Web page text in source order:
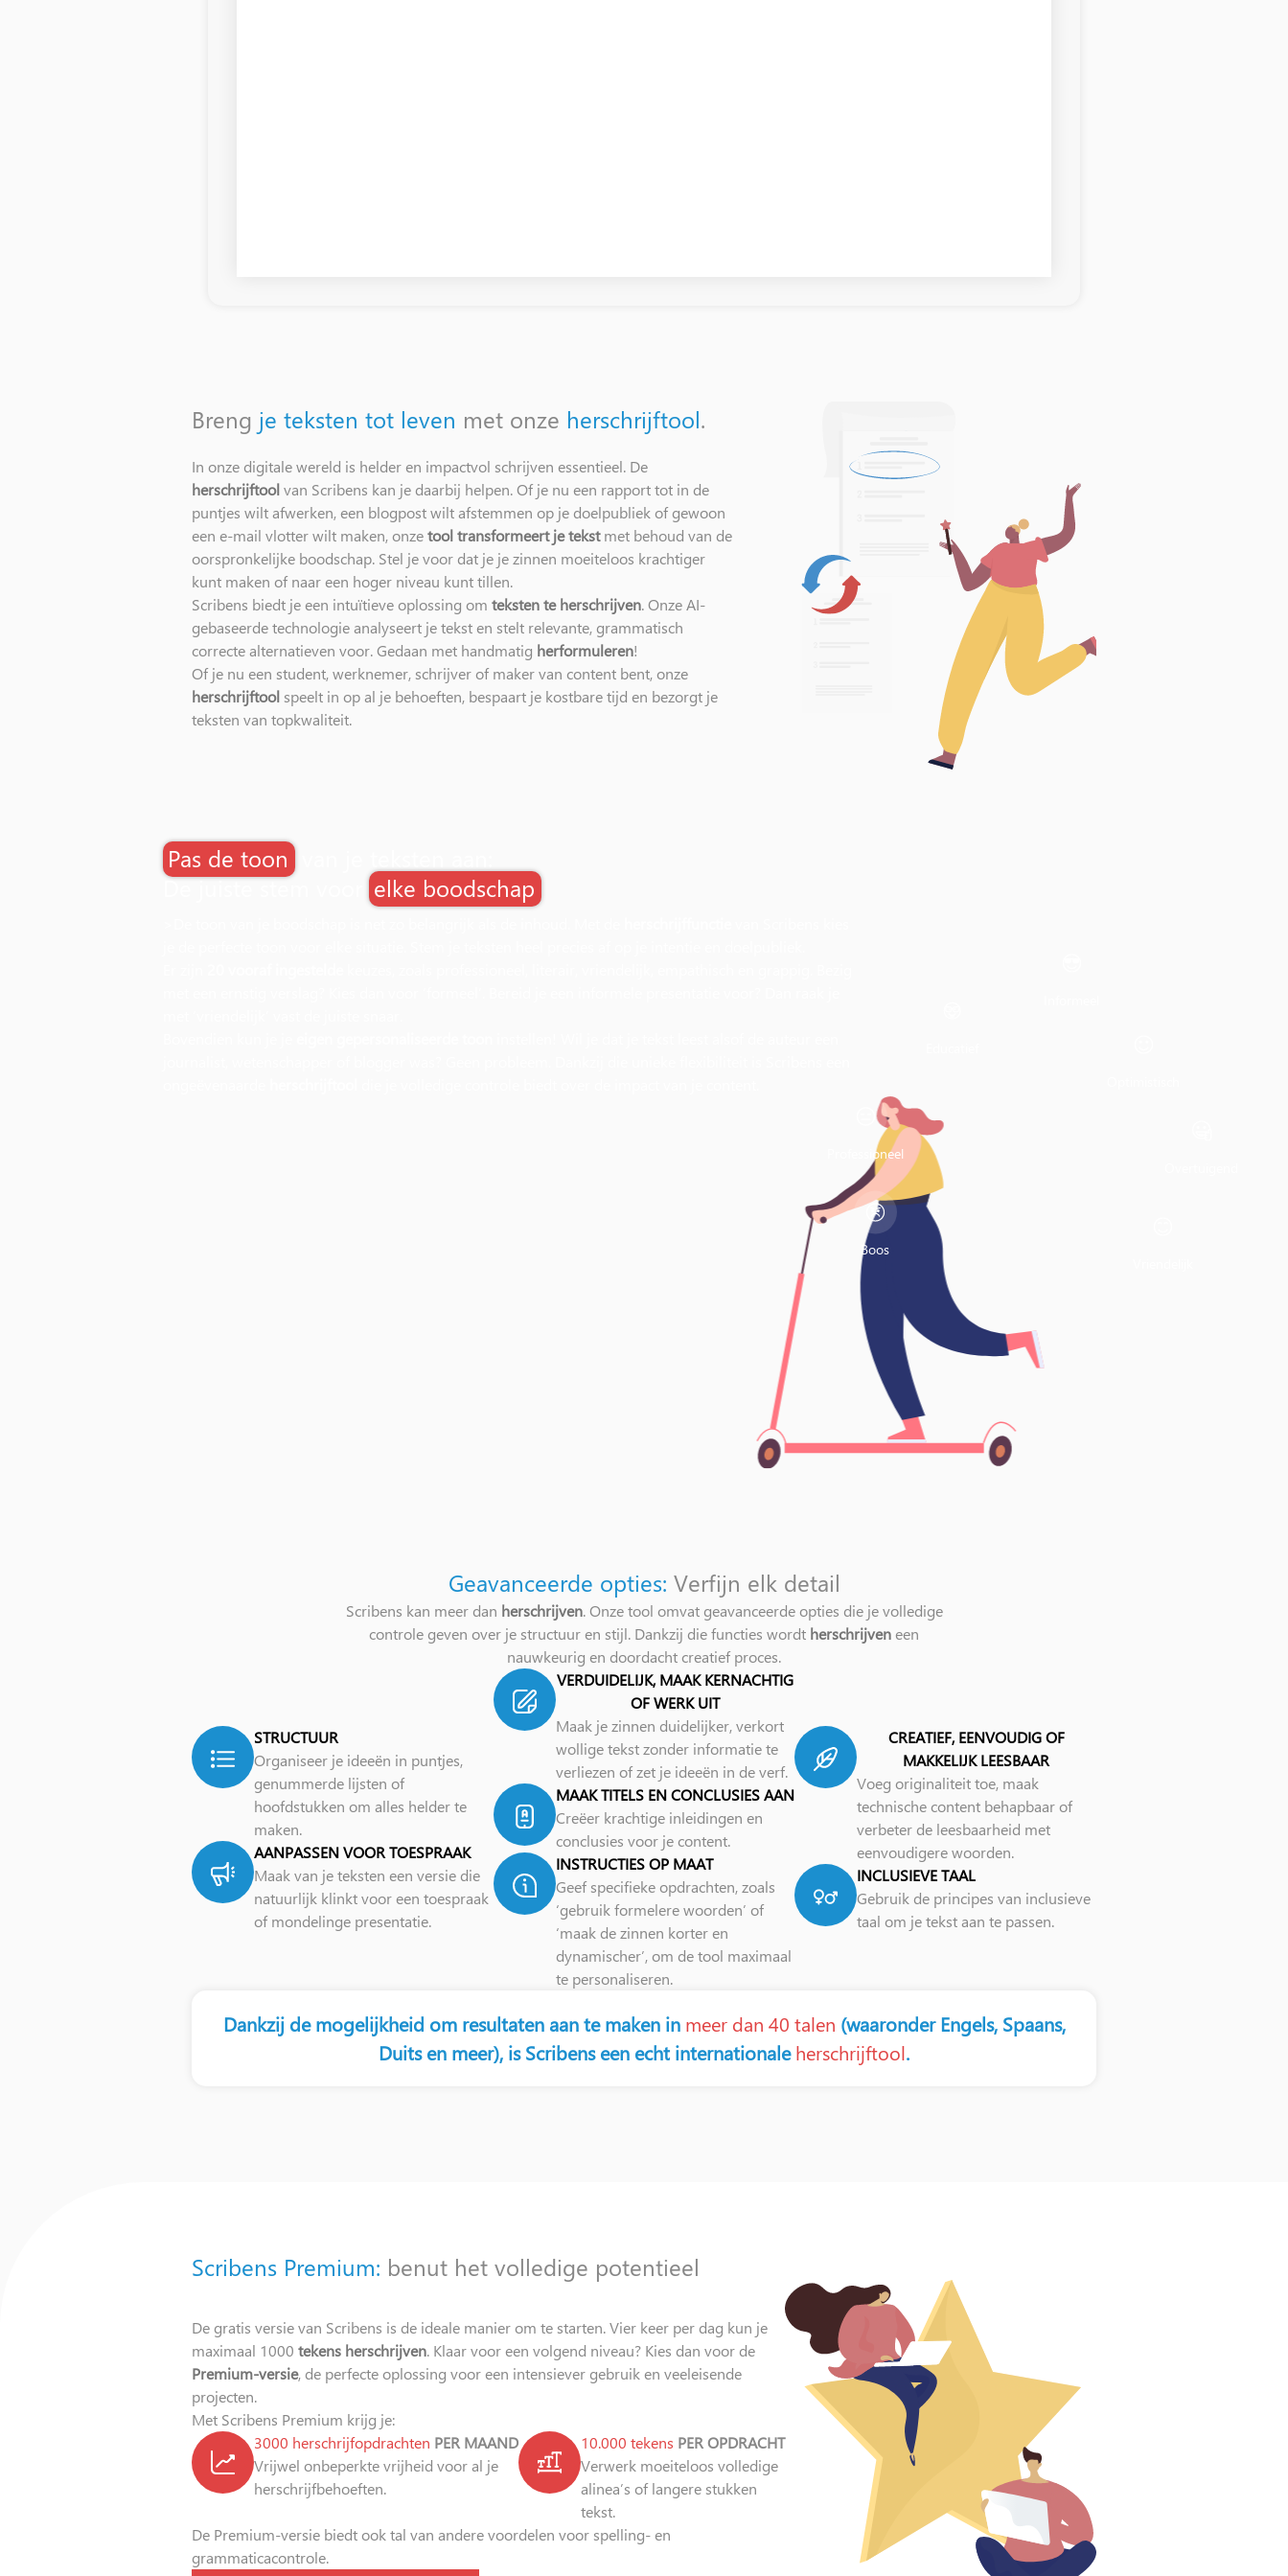
Breng je teksten tot leven met onze herschrijftool.
In onze digitale wereld is helder en impactvol schrijven essentieel. De
herschrijftoolvan Scribens kan je daarbij helpen. Of je nu een rapport tot in de
puntjes wilt afwerken, een blogpost wilt afstemmen op je doelpubliek of gewoon
een e-mail vlotter wilt maken, onzetool transformeert je tekstmet behoud van de
oorspronkelijke boodschap. Stel je voor dat je je zinnen moeiteloos krachtiger
kunt maken of naar een hoger niveau kunt tillen.
Scribens biedt je een intuïtieve oplossing om teksten te herschrijven. Onze AI-
gebaseerde technologie analyseert je tekst en stelt relevante, grammatisch
correcte alternatieven voor. Gedaan met handmatig herformuleren!
Of je nu een student, werknemer, schrijver of maker van content bent, onze
herschrijftool speelt in op al je behoeften, bespaart je kostbare tijd en bezorgt je
teksten van topkwaliteit.
Boos
Professioneel
Pas de toon
De juiste stem voor
elke boodschap
Geavanceerde opties: Verfijn elk detail
Scribens kan meer dan herschrijven. Onze tool omvat geavanceerde opties die je volledige
controle geven over je structuur en stijl. Dankzij die functies wordt herschrijveneen
nauwkeurig en doordacht creatief proces.
STRUCTUUR
Organiseer je ideeën in puntjes,
genummerde lijsten of
hoofdstukken om alles helder te
maken.
AANPASSEN VOOR TOESPRAAK
Maak van je teksten een versie die
natuurlijk klinkt voor een toespraak
of mondelinge presentatie.
VERDUIDELIJK, MAAK KERNACHTIG
OF WERK UIT
Maak je zinnen duidelijker, verkort
wollige tekst zonder informatie te
verliezen of zet je ideeën in de verf.
MAAK TITELS EN CONCLUSIES AAN
Creëer krachtige inleidingen en
conclusies voor je content.
INSTRUCTIES OP MAAT
Geef specifieke opdrachten, zoals
‘gebruik formelere woorden’ of
‘maak de zinnen korter en
dynamischer’, om de tool maximaal
te personaliseren.
CREATIEF, EENVOUDIG OF
MAKKELIJK LEESBAAR
Voeg originaliteit toe, maak
technische content behapbaar of
verbeter de leesbaarheid met
eenvoudigere woorden.
INCLUSIEVE TAAL
Gebruik de principes van inclusieve
taal om je tekst aan te passen.
Dankzij de mogelijkheid om resultaten aan te maken in meer dan 40 talen (waaronder Engels, Spaans,
Duits en meer), is Scribens een echt internationaleherschrijftool.
Scribens Premium: benut het volledige potentieel
De gratis versie van Scribens is de ideale manier om te starten. Vier keer per dag kun je
maximaal 1000 tekens herschrijven. Klaar voor een volgend niveau? Kies dan voor de
Premium-versie, de perfecte oplossing voor een intensiever gebruik en veeleisende
projecten.
Met Scribens Premium krijg je:
3000 herschrijfopdrachten PER MAAND
Vrijwel onbeperkte vrijheid voor al je
herschrijfbehoeften.
10.000 tekens PER OPDRACHT
Verwerk moeiteloos volledige
alinea’s of langere stukken
tekst.
De Premium-versie biedt ook tal van andere voordelen voor spelling- en
grammaticacontrole.